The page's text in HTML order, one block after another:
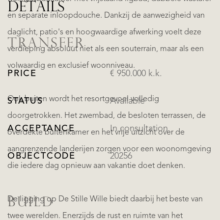
en separate inloopdouche. Dankzij de aanwezigheid van
daglicht, patio's en hoogwaardige afwerking voelt deze
verdieping absoluut niet als een souterrain, maar als een
volwaardig en exclusief woonniveau.
Ook buiten wordt het resortgevoel volledig
doorgetrokken. Het zwembad, de besloten terrassen, de
overdekte buitenkamer en het vrije uitzicht over de
aangrenzende landerijen zorgen voor een woonomgeving
die iedere dag opnieuw aan vakantie doet denken.
De ligging op De Stille Wille biedt daarbij het beste van
twee werelden. Enerzijds de rust en ruimte van het
DETAILS
TRANSFER
PRICE € 950.000 k.k.
STATUS Available
ACCEPTANCE In consultation
OBJECTCODE 20256
BUILD